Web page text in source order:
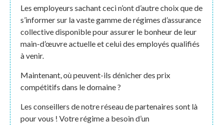
Les employeurs sachant ceci n’ont d’autre choix que de
s’informer sur la vaste gamme de régimes d’assurance
collective disponible pour assurer le bonheur de leur
main-d’œuvre actuelle et celui des employés qualifiés
à venir.
Maintenant, où peuvent-ils dénicher des prix
compétitifs dans le domaine ?
Les conseillers de notre réseau de partenaires sont là
pour vous ! Votre régime a besoin d’un